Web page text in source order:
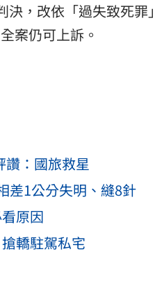
，改依「過失致死罪
案仍可上訴。
：國旅救星
差1公分失明、縫8針
原因
轎駐駕私宅